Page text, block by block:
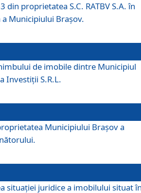
din proprietatea S.C. RATBV S.A. în
Municipiului Brașov.
de imobile dintre Municipiul
Investiții S.R.L.
Municipiului Braşov a
situației juridice a imobilului situat